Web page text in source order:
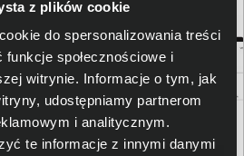
z plików cookie
do spersonalizowania treści
społecznościowe i
witrynie. Informacje o tym, jak
udostępniamy partnerom
i analitycznym.
te informacje z innymi danymi
Toner HP 415A czarny W2030A